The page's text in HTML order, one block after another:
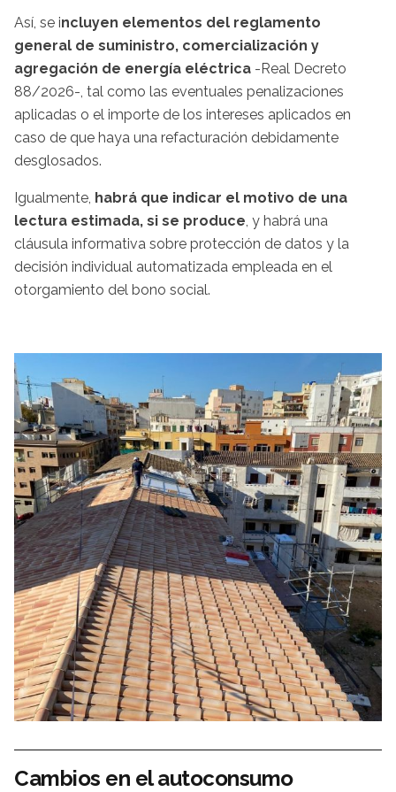
Así, se incluyen elementos del reglamento
general de suministro, comercialización y
agregación de energía eléctrica -Real Decreto
88/2026-, tal como las eventuales penalizaciones
aplicadas o el importe de los intereses aplicados en
caso de que haya una refacturación debidamente
desglosados.
Igualmente, habrá que indicar el motivo de una
lectura estimada, si se produce , y habrá una
cláusula informativa sobre protección de datos y la
decisión individual automatizada empleada en el
otorgamiento del bono social.
Cambios en el autoconsumo